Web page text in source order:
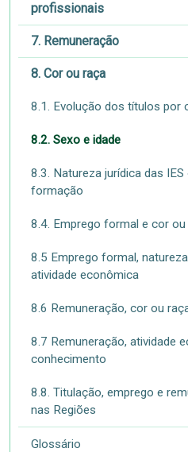
profissionais
7. Remuneração
8. Cor ou raça
8.1. Evolução dos títulos por
8.2. Sexo e idade
8.3. Natureza jurídica das
formação
8.4. Emprego formal e cor
8.5 Emprego formal,
atividade econômica
8.6 Remuneração, cor ou
8.7 Remuneração, atividade
conhecimento
8.8. Titulação, emprego e
nas Regiões
Glossário